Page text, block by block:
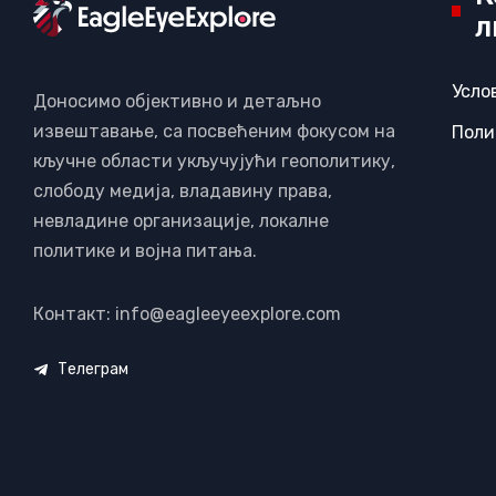
Доносимо објективно и детаљно
извештавање, са посвећеним фокусом на
кључне области укључујући геополитику,
слободу медија, владавину права,
невладине организације, локалне
политике и војна питања.
Контакт: info@eagleeyeexplore.com
Телеграм